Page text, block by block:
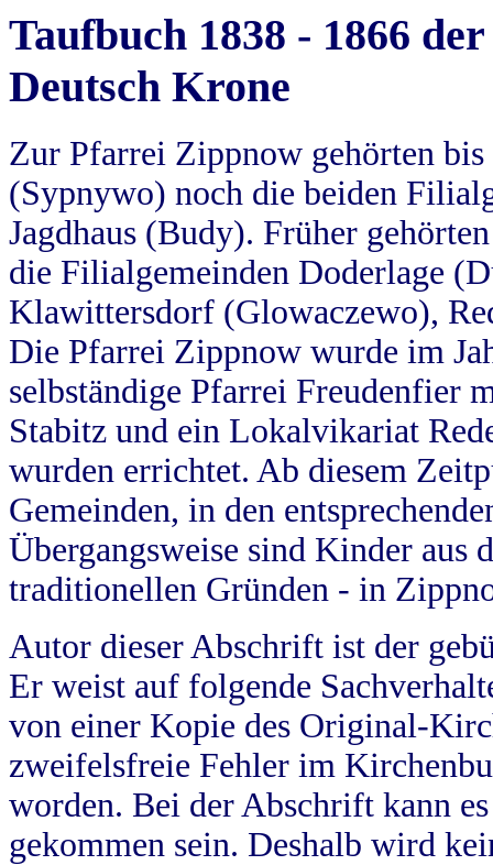
Taufbuch 1838 - 1866
Deutsch Krone
Zur Pfarrei Zippnow gehörten
(Sypnywo) noch die beiden
Jagdhaus (Budy). Früher
die Filialgemeinden Doderlage
Klawittersdorf (Glowaczewo),
Die Pfarrei Zippnow wurde im
selbständige Pfarrei Freudenfier
Stabitz und ein Lokalvikariat
wurden errichtet. Ab diesem
Gemeinden, in den
Übergangsweise sind Kinder aus
traditionellen Gründen - in
Autor dieser Abschrift ist der
Er weist auf folgende
von einer Kopie des Original-
zweifelsfreie Fehler im
worden. Bei der Abschrift kann
gekommen sein. Deshalb wird